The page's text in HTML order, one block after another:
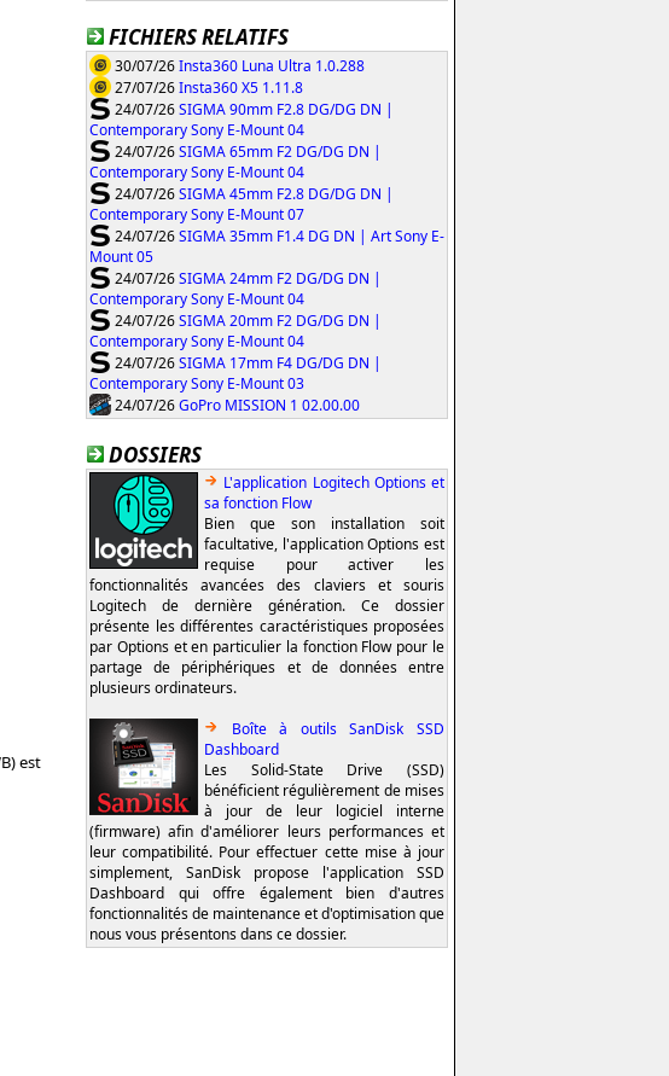
est
FICHIERS RELATIFS
30/07/26Insta360 Luna Ultra 1.0.288
27/07/26Insta360 X5 1.11.8
24/07/26SIGMA 90mm F2.8 DG/DG DN |
Contemporary Sony E-Mount 04
24/07/26SIGMA 65mm F2 DG/DG DN |
Contemporary Sony E-Mount 04
24/07/26SIGMA 45mm F2.8 DG/DG DN |
Contemporary Sony E-Mount 07
24/07/26SIGMA 35mm F1.4 DG DN | Art Sony E-
Mount 05
24/07/26SIGMA 24mm F2 DG/DG DN |
Contemporary Sony E-Mount 04
24/07/26SIGMA 20mm F2 DG/DG DN |
Contemporary Sony E-Mount 04
24/07/26SIGMA 17mm F4 DG/DG DN |
Contemporary Sony E-Mount 03
24/07/26GoPro MISSION 1 02.00.00
DOSSIERS
L'application Logitech Options et
sa fonction Flow
Bien que son installation soit
facultative, l'application Options est
requise pour activer les
fonctionnalités avancées des claviers et souris
Logitech de dernière génération. Ce dossier
présente les différentes caractéristiques proposées
par Options et en particulier la fonction Flow pour le
partage de périphériques et de données entre
plusieurs ordinateurs.
Boîte à outils SanDisk SSD
Dashboard
Les Solid-State Drive (SSD)
bénéficient régulièrement de mises
à jour de leur logiciel interne
(firmware) afin d'améliorer leurs performances et
leur compatibilité. Pour effectuer cette mise à jour
simplement, SanDisk propose l'application SSD
Dashboard qui offre également bien d'autres
fonctionnalités de maintenance et d'optimisation que
nous vous présentons dans ce dossier.